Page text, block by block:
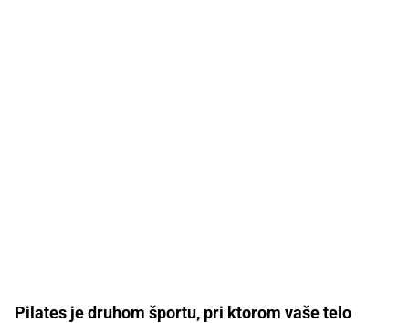
Pilates je druhom športu, pri ktorom vaše telo